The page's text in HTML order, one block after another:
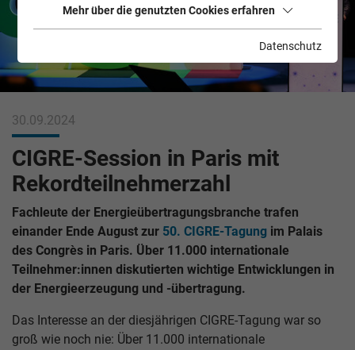
30.09.2024
CIGRE-Session in Paris mit
Rekordteilnehmerzahl
Fachleute der Energieübertragungsbranche trafen
einander Ende August zur 50. CIGRE-Tagung im Palais
des Congrès in Paris. Über 11.000 internationale
Teilnehmer:innen diskutierten wichtige Entwicklungen in
der Energieerzeugung und -übertragung.
Das Interesse an der diesjährigen CIGRE-Tagung war so
groß wie noch nie: Über 11.000 internationale
Mehr über die genutzten Cookies erfahren
Datenschutz